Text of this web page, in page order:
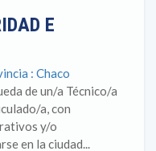
E
: Chaco
de un/a Técnico/a
a, con
y/o
en la ciudad...